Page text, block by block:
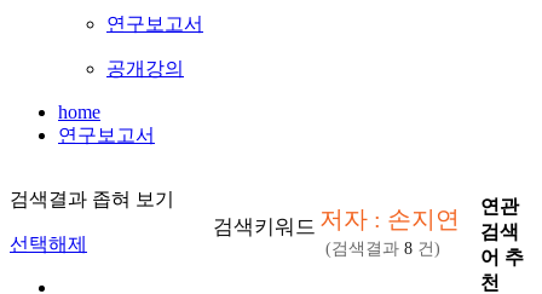
연구보고서
공개강의
home
연구보고서
검색결과 좁혀 보기
선택해제
검색키워드 저자 : 손지연
(검색결과 8 건)
연관
검색
어 추
천